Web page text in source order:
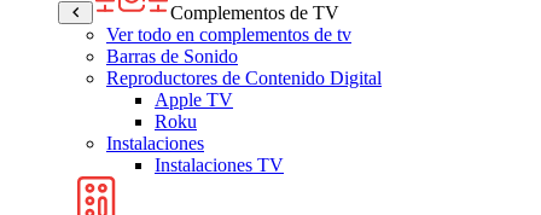
Complementos de TV
Ver todo en complementos de tv
Barras de Sonido
Reproductores de Contenido Digital
Apple TV
Roku
Instalaciones
Instalaciones TV